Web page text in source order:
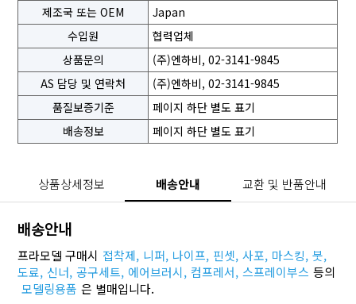
제조국 또는 OEM
Japan
수입원
협력업체
상품문의
(주)엔하비, 02-3141-9845
AS 담당 및 연락처
(주)엔하비, 02-3141-9845
품질보증기준
페이지 하단 별도 표기
배송정보
페이지 하단 별도 표기
상품상세정보 배송안내 교환 및 반품안내
배송안내
프라모델 구매시 접착제, 니퍼, 나이프, 핀셋, 사포, 마스킹, 붓,
도료, 신너, 공구세트, 에어브러시, 컴프레서, 스프레이부스 등의
모델링용품 은 별매입니다.